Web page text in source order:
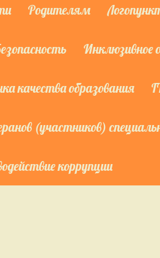
Родителям
Инклюзивное
качества образования
(участников)
коррупции